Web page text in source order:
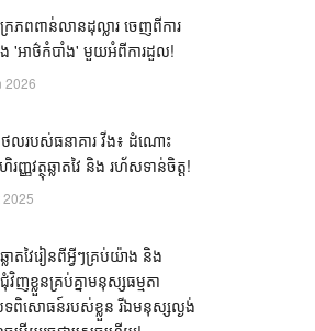
ភពពាន់លានដុល្លារ ចេញពីការ
'អាថ៌កំបាំង' មួយអំពីការដួល!
2026
ថលរបស់ធនាគារ វីង៖ ដំណោះ
ញ្ញវត្ថុឆ្លាតវៃ និង រហ័សទាន់ចិត្ត!
2025
ាតវៃរៀនពីអ្វីៗគ្រប់យ៉ាង និង
ញខ្លួនគ្រប់គ្នាមនុស្សធម្មតា
ទពិសោធន៍របស់ខ្លួន រីឯមនុស្សល្ងង់